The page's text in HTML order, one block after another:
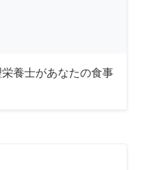
養士があなたの食事